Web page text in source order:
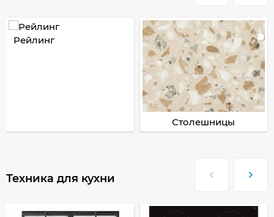
Рейлинг
Столешницы
Техника для кухни